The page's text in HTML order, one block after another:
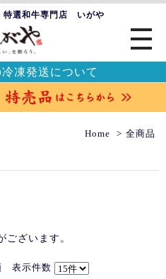
選和牛専門店 いがや
凍発送について
Home 全商品
ございます。
表示件数